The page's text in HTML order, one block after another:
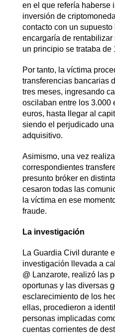
en el que refería haberse
inversión de
contacto con un supuesto
encargaría de
un principio se trataba de
Por tanto, la víctima
transferencias bancarias
tres meses, ingresando
oscilaban entre los 3.000
euros, hasta llegar al
siendo el perjudicado
adquisitivo.
Asimismo, una vez
correspondientes
presunto bróker en
cesaron todas las
la víctima en ese
fraude.
La investigación
La Guardia Civil durante
investigación llevada a
@ Lanzarote, realizó las
oportunas y las diversas
esclarecimiento de los
ellas, procedieron a
personas implicadas
cuentas corrientes de